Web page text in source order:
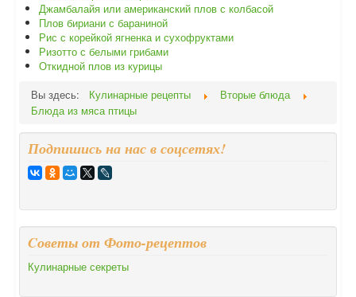
Джамбалайя или американский плов с колбасой
Плов бириани с бараниной
Рис с корейкой ягненка и сухофруктами
Ризотто с белыми грибами
Откидной плов из курицы
Вы здесь:
Кулинарные рецепты
Вторые блюда
Блюда из мяса птицы
Подпишись на нас в соцсетях!
Cоветы от Фото-рецептов
Кулинарные секреты